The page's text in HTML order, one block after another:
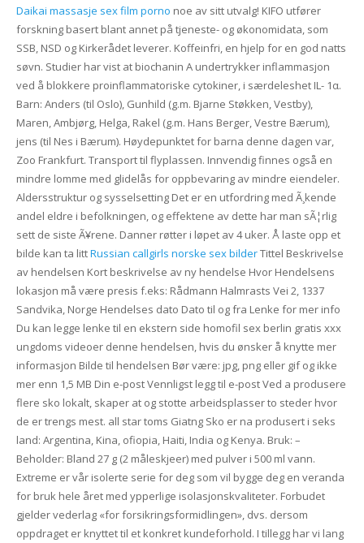
Daikai massasje sex film porno noe av sitt utvalg! KIFO utfører
forskning basert blant annet på tjeneste- og økonomidata, som
SSB, NSD og Kirkerådet leverer. Koffeinfri, en hjelp for en god natts
søvn. Studier har vist at biochanin A undertrykker inflammasjon
ved å blokkere proinflammatoriske cytokiner, i særdeleshet IL- 1α.
Barn: Anders (til Oslo), Gunhild (g.m. Bjarne Støkken, Vestby),
Maren, Ambjørg, Helga, Rakel (g.m. Hans Berger, Vestre Bærum),
jens (til Nes i Bærum). Høydepunktet for barna denne dagen var,
Zoo Frankfurt. Transport til flyplassen. Innvendig finnes også en
mindre lomme med glidelås for oppbevaring av mindre eiendeler.
Aldersstruktur og sysselsetting Det er en utfordring med Ã¸kende
andel eldre i befolkningen, og effektene av dette har man sÃ¦rlig
sett de siste Ã¥rene. Danner røtter i løpet av 4 uker. Å laste opp et
bilde kan ta littRussian callgirls norske sex bilderTittel Beskrivelse
av hendelsen Kort beskrivelse av ny hendelse Hvor Hendelsens
lokasjon må være presis f.eks: Rådmann Halmrasts Vei 2, 1337
Sandvika, Norge Hendelses dato Dato til og fra Lenke for mer info
Du kan legge lenke til en ekstern side homofil sex berlin gratis xxx
ungdoms videoer denne hendelsen, hvis du ønsker å knytte mer
informasjon Bilde til hendelsen Bør være: jpg, png eller gif og ikke
mer enn 1,5 MB Din e-post Vennligst legg til e-post Ved a produsere
flere sko lokalt, skaper at og stotte arbeidsplasser to steder hvor
de er trengs mest. all star toms Giatng Sko er na produsert i seks
land: Argentina, Kina, ofiopia, Haiti, India og Kenya. Bruk: –
Beholder: Bland 27 g (2 måleskjeer) med pulver i 500 ml vann.
Extreme er vår isolerte serie for deg som vil bygge deg en veranda
for bruk hele året med ypperlige isolasjonskvaliteter. Forbudet
gjelder vederlag «for forsikringsformidlingen», dvs. dersom
oppdraget er knyttet til et konkret kundeforhold. I tillegg har vi lang